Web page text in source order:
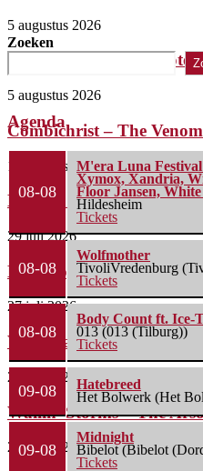
5 augustus 2026
The Iron Roses –
5 augustus 2026
Combichrist – The
1 augustus 2026
Lunatic Soul –
29 juli 2026
Boneripper – Radiant In
27 juli 2026
Waterparks – Jinx
26 juli 2026
Wailin’ Storms – The
26 juli 2026
Zoeken
Agenda
08-08
M'era Luna
Xymox, Xandria,
Floor Jansen,
Hildesheim
Tickets
08-08
Wolfmother
TivoliVredenburg
Tickets
08-08
Body Count ft. Ice-
013 (013 (Tilburg))
Tickets
09-08
Hatebreed
Het Bolwerk (Het
09-08
Midnight
Bibelot (Bibelot
Tickets